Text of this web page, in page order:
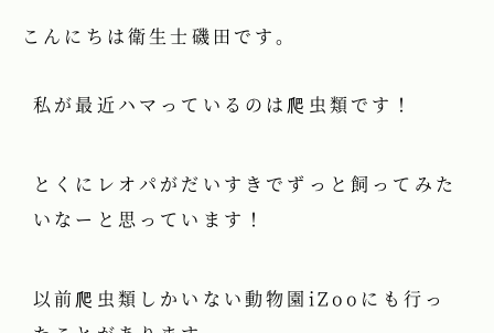
こんにちは衛生士磯田です。
私が最近ハマっているのは爬虫類です！
とくにレオパがだいすきでずっと飼ってみた
いなーと思っています！
以前爬虫類しかいない動物園iZooにも行っ